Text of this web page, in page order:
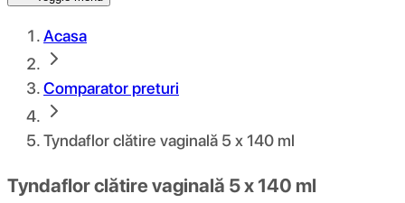
Acasa
Comparator preturi
Tyndaflor clătire vaginală 5 x 140 ml
Tyndaflor clătire vaginală 5 x 140 ml